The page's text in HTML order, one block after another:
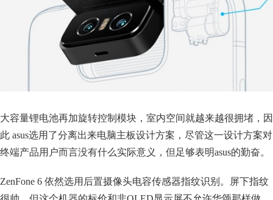
大容量锂电池再加旋转控制模块，室内空间就越来越很拥堵，因
此 asus选用了分离出来电脑主板设计方案，尽管这一设计方案对
终端产品用户而言没有什么实际意义，但足够表明asus的勤奋。
ZenFone 6 依然选用后置摄像头电容传感器指纹识别。屏下指纹